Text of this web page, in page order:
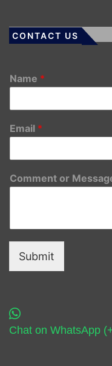
CONTACT US
Name *
Email *
Comment or
Submit
Chat on WhatsApp